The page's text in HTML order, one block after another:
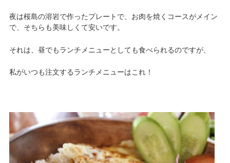
夜は桜島の溶岩で作ったプレートで、お肉を焼くコースがメイン
で、そちらも美味しくて安いです。
それは、昼でもランチメニューとしても食べられるのですが、
私がいつも注文するランチメニューはこれ！